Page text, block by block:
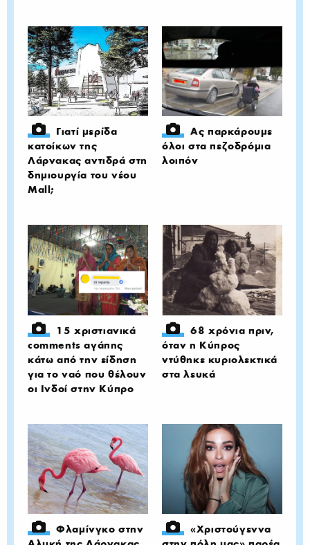
Γιατί μερίδα
κατοίκων της
Λάρνακας αντιδρά στη
δημιουργία του νέου
Mall;
Ας παρκάρουμε
όλοι στα πεζοδρόμια
λοιπόν
15 χριστιανικά
comments αγάπης
κάτω από την είδηση
για το ναό που θέλουν
οι Ινδοί στην Κύπρο
68 χρόνια πριν,
όταν η Κύπρος
ντύθηκε κυριολεκτικά
στα λευκά
Φλαμίνγκο στην
«Χριστούγεννα